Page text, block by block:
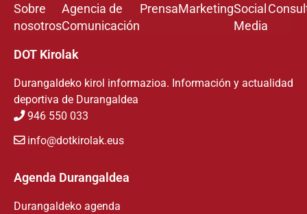
Sobre
nosotros
Agencia de
Comunicación
PrensaMarketingSocial
Media
DOT Kirolak
Durangaldeko kirol informazioa. Información y actualidad
deportiva de Durangaldea
946 550 033
info@dotkirolak.eus
Agenda Durangaldea
Durangaldeko agenda